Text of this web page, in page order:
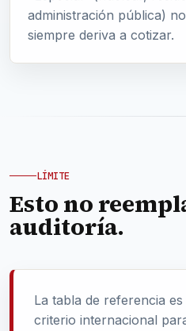
administración pública)
siempre deriva a cotizar.
LÍMITE
Esto no
auditoría.
La tabla de referencia
criterio internacional